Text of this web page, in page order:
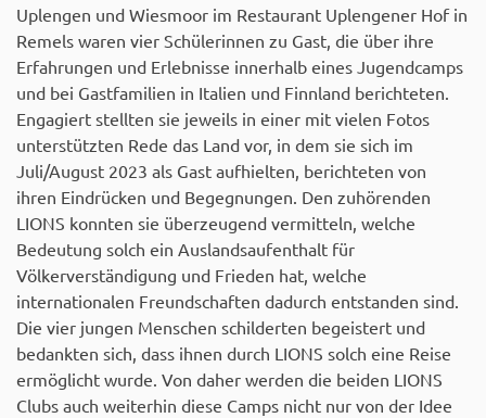
Uplengen und Wiesmoor im Restaurant Uplengener Hof in
Remels waren vier Schülerinnen zu Gast, die über ihre
Erfahrungen und Erlebnisse innerhalb eines Jugendcamps
und bei Gastfamilien in Italien und Finnland berichteten.
Engagiert stellten sie jeweils in einer mit vielen Fotos
unterstützten Rede das Land vor, in dem sie sich im
Juli/August 2023 als Gast aufhielten, berichteten von
ihren Eindrücken und Begegnungen. Den zuhörenden
LIONS konnten sie überzeugend vermitteln, welche
Bedeutung solch ein Auslandsaufenthalt für
Völkerverständigung und Frieden hat, welche
internationalen Freundschaften dadurch entstanden sind.
Die vier jungen Menschen schilderten begeistert und
bedankten sich, dass ihnen durch LIONS solch eine Reise
ermöglicht wurde. Von daher werden die beiden LIONS
Clubs auch weiterhin diese Camps nicht nur von der Idee